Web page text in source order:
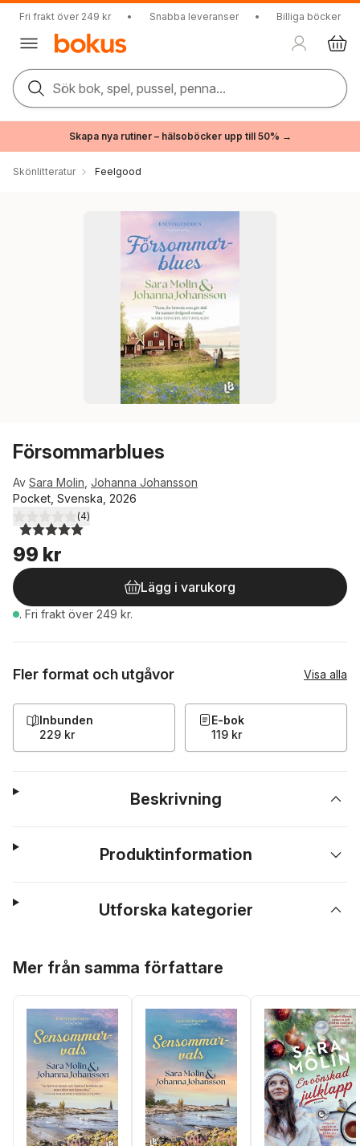
Fri frakt över 249 kr • Snabba leveranser • Billiga böcker
Sök bok, spel, pussel, penna...
Skapa nya rutiner – hälsoböcker upp till 50% →
Skönlitteratur Feelgood
Försommarblues
Av Sara Molin Johanna Johansson
Pocket, Svenska, 2026
5,0utav 5 stjärnor. Totalt antal röster:
(4)
99 kr
Lägg i varukorg
. Fri frakt över 249 kr.
Fler format och utgåvor Visa alla
Inbunden
229 kr
E-bok
119 kr
Beskrivning
Produktinformation
Utforska kategorier
Mer från samma författare